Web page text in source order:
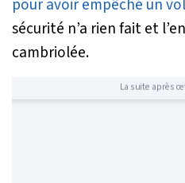
pour avoir empêché un
sécurité n’a rien fait et
cambriolée.
La suite après